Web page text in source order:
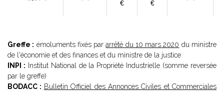
€
€
Greffe : émoluments fixés pararrêté du 10 mars 2020 du ministre
de l'économie et des finances et du ministre de la justice
INPI : Institut National de la Propriété Industrielle (somme reversée
par le greffe)
BODACC : Bulletin Officiel des Annonces Civiles et Commerciales